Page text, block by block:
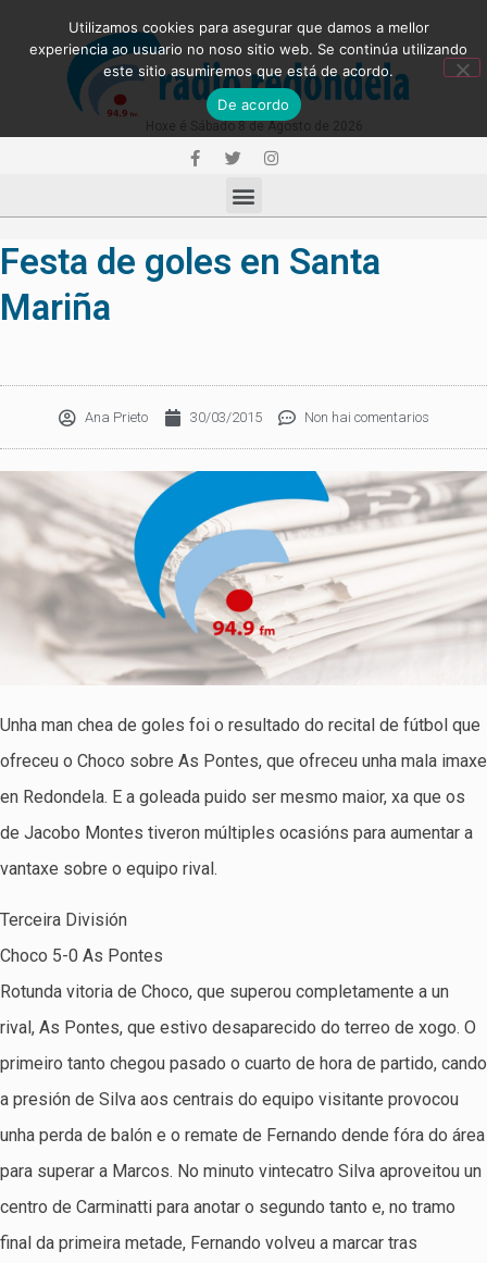
Festa de goles en Santa
Mariña
Ana Prieto 30/03/2015 Non hai comentarios
Unha man chea de goles foi o resultado do recital de fútbol que
ofreceu o Choco sobre As Pontes, que ofreceu unha mala imaxe
en Redondela. E a goleada puido ser mesmo maior, xa que os
de Jacobo Montes tiveron múltiples ocasións para aumentar a
vantaxe sobre o equipo rival.
Terceira División
Choco 5-0 As Pontes
Rotunda vitoria de Choco, que superou completamente a un
rival, As Pontes, que estivo desaparecido do terreo de xogo. O
primeiro tanto chegou pasado o cuarto de hora de partido, cando
a presión de Silva aos centrais do equipo visitante provocou
unha perda de balón e o remate de Fernando dende fóra do área
para superar a Marcos. No minuto vintecatro Silva aproveitou un
centro de Carminatti para anotar o segundo tanto e, no tramo
final da primeira metade, Fernando volveu a marcar tras
Utilizamos cookies para asegurar que damos a mellor
experiencia ao usuario no noso sitio web. Se continúa utilizando
este sitio asumiremos que está de acordo.
De acordo